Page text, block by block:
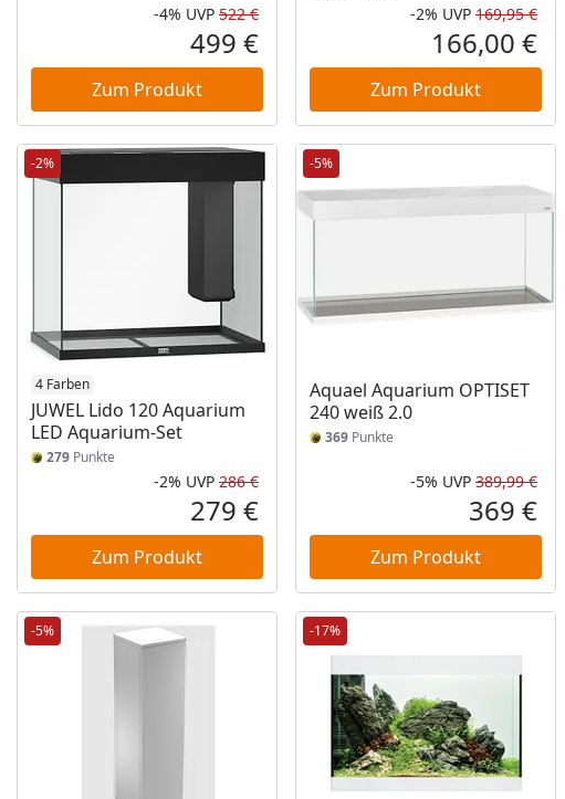
in ProzentPreis
Preis
Rabatt in Prozent
-4%
Ursprünglicher Preis
UVP 522 €
Aktueller Preis
499 €
Zum Produkt
-2% UVP 169,95 €
166,00 €
Zum Produkt
in ProzentPreis
Preis
-2%
4 Farben
JUWEL Lido 120 Aquarium
LED Aquarium-Set
279 Punkte
Rabatt in Prozent
-2%
Ursprünglicher Preis
UVP 286 €
Aktueller Preis
279 €
Zum Produkt
-5%
Aquael Aquarium OPTISET
240 weiß 2.0
369 Punkte
-5% UVP 389,99 €
369 €
Zum Produkt
-5% -17%